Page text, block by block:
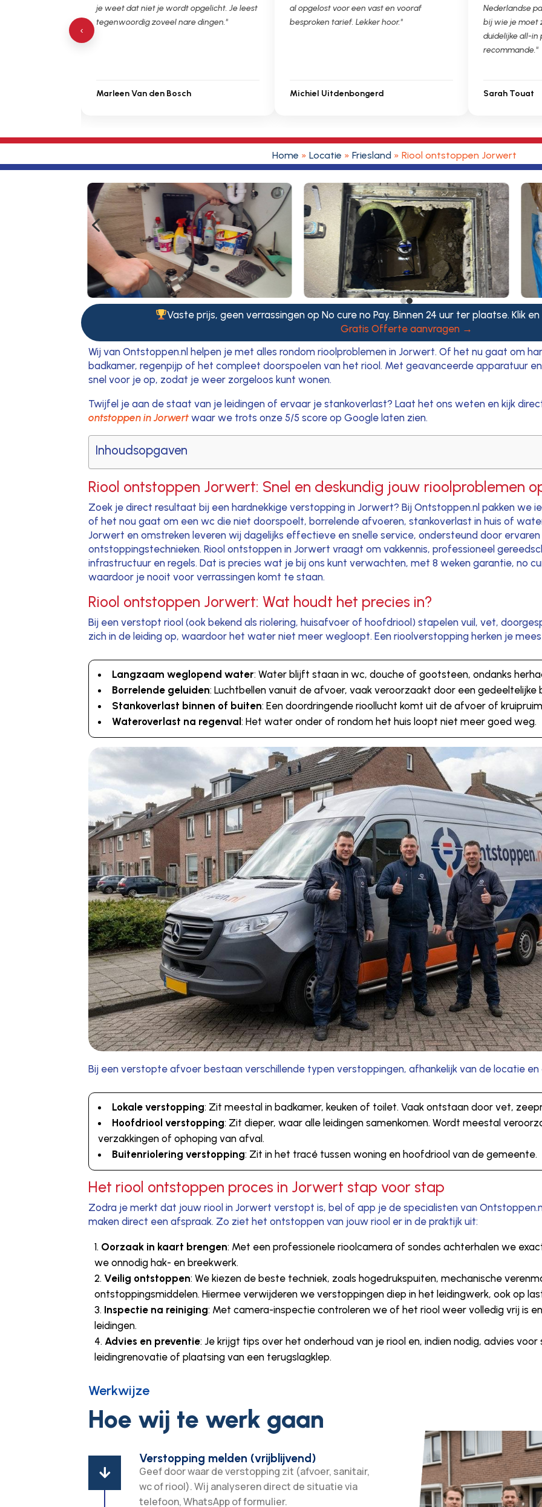
al opgelost voor een vast en vooraf
besproken tarief. Lekker hoor."
Michiel Uitdenbongerd
Nederlandse partner weet je niet zo goed
bij wie je moet zijn. Ontstoppen.nl had een
Sarah Touat
maken met
andere issues.
service van
kunnen
Regio
‹
Home » Locatie » Friesland » Riool ontstoppen Jorwert
4
Vaste prijs, geen verrassingen op No cure no Pay. Binnen 24 uur ter plaatse. Klik
Gratis Offerte aanvragen →
Wij van Ontstoppen.nl helpen je met alles rondom rioolproblemen in Jorwert. Of het nu gaat om
badkamer, regenpijp of het compleet doorspoelen van het riool. Met geavanceerde apparatuur
snel voor je op, zodat je weer zorgeloos kunt wonen.
Twijfel je aan de staat van je leidingen of ervaar je stankoverlast? Laat het ons weten en kijk
ontstoppen in Jorwert waar we trots onze 5/5 score op Google laten zien.
Inhoudsopgaven
Riool ontstoppen Jorwert: Snel en deskundig jouw rioolproblemen
Zoek je direct resultaat bij een hardnekkige verstopping in Jorwert? Bij Ontstoppen.nl pakken we
of het nou gaat om een wc die niet doorspoelt, borrelende afvoeren, stankoverlast in huis of
Jorwert en omstreken leveren wij dagelijks effectieve en snelle service, ondersteund door
ontstoppingstechnieken. Riool ontstoppen in Jorwert vraagt om vakkennis, professioneel
infrastructuur en regels. Dat is precies wat je bij ons kunt verwachten, met 8 weken garantie, no
waardoor je nooit voor verrassingen komt te staan.
Riool ontstoppen Jorwert: Wat houdt het precies in?
Bij een verstopt riool (ook bekend als riolering, huisafvoer of hoofdriool) stapelen vuil, vet,
zich in de leiding op, waardoor het water niet meer wegloopt. Een rioolverstopping herken je
Langzaam weglopend water: Water blijft staan in wc, douche of gootsteen, ondanks
Borrelende geluiden: Luchtbellen vanuit de afvoer, vaak veroorzaakt door een gedeeltelijke
Stankoverlast binnen of buiten: Een doordringende rioollucht komt uit de afvoer of
Wateroverlast na regenval: Het water onder of rondom het huis loopt niet meer goed weg.
Bij een verstopte afvoer bestaan verschillende typen verstoppingen, afhankelijk van de locatie en
Lokale verstopping: Zit meestal in badkamer, keuken of toilet. Vaak ontstaan door vet,
Hoofdriool verstopping: Zit dieper, waar alle leidingen samenkomen. Wordt meestal
verzakkingen of ophoping van afval.
Buitenriolering verstopping: Zit in het tracé tussen woning en hoofdriool van de gemeente.
Het riool ontstoppen proces in Jorwert stap voor stap
Zodra je merkt dat jouw riool in Jorwert verstopt is, bel of app je de specialisten van
maken direct een afspraak. Zo ziet het ontstoppen van jouw riool er in de praktijk uit:
Oorzaak in kaart brengen: Met een professionele rioolcamera of sondes achterhalen we
we onnodig hak- en breekwerk.
Veilig ontstoppen: We kiezen de beste techniek, zoals hogedrukspuiten, mechanische
ontstoppingsmiddelen. Hiermee verwijderen we verstoppingen diep in het leidingwerk, ook op
Inspectie na reiniging: Met camera-inspectie controleren we of het riool weer volledig vrij is
leidingen.
Advies en preventie: Je krijgt tips over het onderhoud van je riool en, indien nodig, advies
leidingrenovatie of plaatsing van een terugslagklep.
Werkwijze
Hoe wij te werk gaan

Verstopping melden (vrijblijvend)
Geef door waar de verstopping zit (afvoer, sanitair,
wc of riool). Wij analyseren direct de situatie via
telefoon, WhatsApp of formulier.